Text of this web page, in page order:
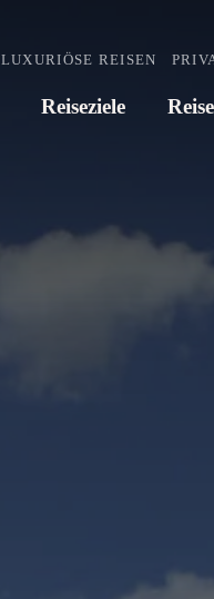
LUXURIÖSE REISEN
Reiseziele